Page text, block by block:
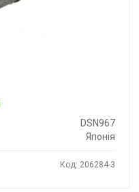
DSN967
Японія
Код: 206284-3